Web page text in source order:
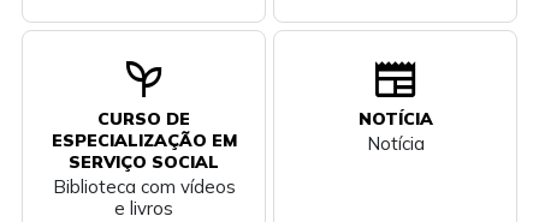
psychiatry
CURSO DE
ESPECIALIZAÇÃO EM
SERVIÇO SOCIAL
Biblioteca com vídeos
e livros
newspaper
NOTÍCIA
Notícia